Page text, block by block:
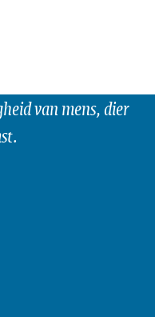
van mens, dier